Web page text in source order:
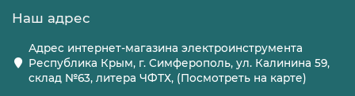
Наш адрес
Адрес интернет-магазина электроинструмента
Республика Крым, г. Симферополь, ул. Калинина 59,
склад №63, литера ЧФТХ, (Посмотреть на карте)